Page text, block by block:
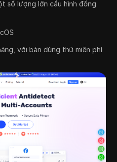
số lượng lớn cấu hình đồng
với bản dùng thử miễn phí